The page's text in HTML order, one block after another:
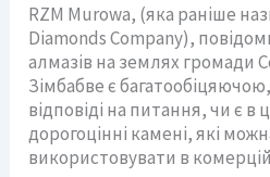
RZM Murowa, (яка раніше
Diamonds Company),
алмазів на землях громади
Зімбабве є
відповіді на питання, чи є в
дорогоцінні камені, які
використовувати в